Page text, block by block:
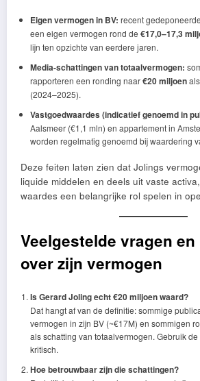
Eigen vermogen in BV: recent
een eigen vermogen rond de €17,0–17,3
lijn ten opzichte van eerdere jaren.
Media-schattingen van totaalvermogen:
rapporteren een ronding naar€20 miljoenals
(2024–2025).
Vastgoedwaardes (indicatief genoemd in
Aalsmeer (€1,1 mln) en appartement in
worden regelmatig genoemd bij waardering
Deze feiten laten zien dat Jolings
liquide middelen en deels uit vaste
waardes een belangrijke rol spelen in
Veelgestelde vragen
over zijn vermogen
Is Gerard Joling echt €20 miljoen waard?
Dat hangt af van de definitie: sommige
vermogen in zijn BV (~€17M) en sommigen
als schatting van totaalvermogen. Gebruik
kritisch.
Hoe betrouwbaar zijn die schattingen?